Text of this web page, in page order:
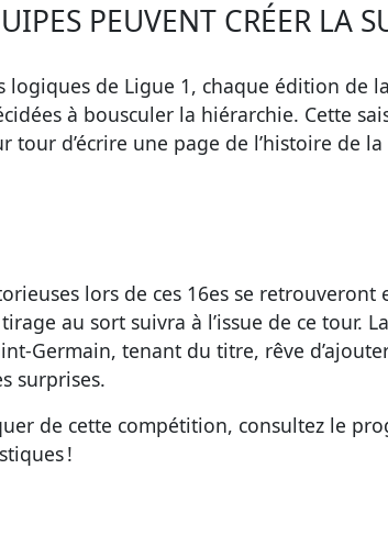
PEUVENT CRÉER LA
logiques de Ligue 1, chaque édition de
à bousculer la hiérarchie. Cette
tour d’écrire une page de l’histoire de
lors de ces 16es se
au sort suivra à l’issue de ce tour.
Germain, tenant du titre, rêve
surprises.
de cette compétition, consultez le
!